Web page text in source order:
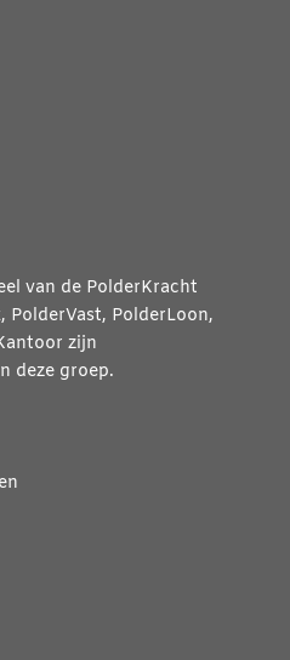
van de PolderKracht
PolderVast, PolderLoon,
zijn
deze groep.